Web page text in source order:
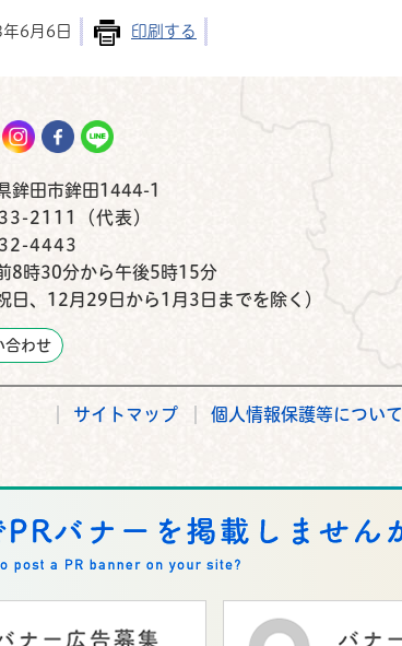
6月6日 印刷する
鉾田市公式Instagram
鉾田市公式Facebook
鉾田市公式LINE
鉾田市鉾田1444-1
2111（代表）
4443
8時30分から午後5時15分
日、12月29日から1月3日までを除く）
合わせ
サイトマップ 個人情報保護等について